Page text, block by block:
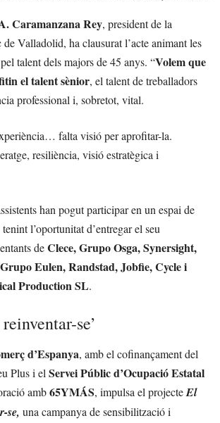
Caramanzana Rey, president de la
Valladolid, ha clausurat l’acte animant les
talent dels majors de 45 anys. “Volem que
el talent sènior, el talent de treballadors
professional i, sobretot, vital.
falta visió per aprofitar-la.
resiliència, visió estratègica i
han pogut participar en un espai de
l’oportunitat d’entregar el seu
deClece, Grupo Osga, Synersight,
Eulen, Randstad, Jobfie, Cycle i
Production SL.
se’
d’Espanya, amb el cofinançament del
Plus i el Servei Públic d’Ocupació Estatal
amb65YMÁS, impulsa el projecteEl
se, una campanya de sensibilització i